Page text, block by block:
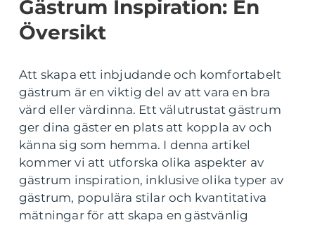
Gästrum Inspiration: En
Översikt
Att skapa ett inbjudande och komfortabelt
gästrum är en viktig del av att vara en bra
värd eller värdinna. Ett välutrustat gästrum
ger dina gäster en plats att koppla av och
känna sig som hemma. I denna artikel
kommer vi att utforska olika aspekter av
gästrum inspiration, inklusive olika typer av
gästrum, populära stilar och kvantitativa
mätningar för att skapa en gästvänlig